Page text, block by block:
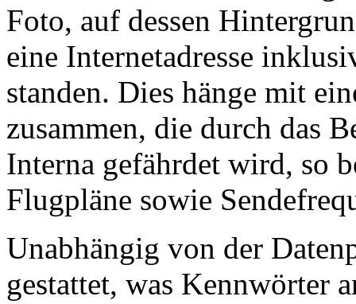
Foto, auf dessen
eine Internetadresse
standen. Dies hänge mit
zusammen, die durch das
Interna gefährdet wird, so
Flugpläne sowie
Unabhängig von der
gestattet, was Kennwörter